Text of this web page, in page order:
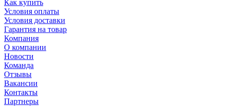
Как купить
Условия оплаты
Условия доставки
Гарантия на товар
Компания
О компании
Новости
Команда
Отзывы
Вакансии
Контакты
Партнеры